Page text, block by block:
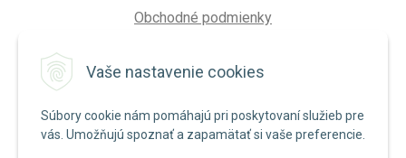
Vaše nastavenie cookies
Súbory cookie nám pomáhajú pri poskytovaní služieb pre
vás. Umožňujú spoznať a zapamätať si vaše preferencie.
Obchodné podmienky
Reklamačné podmienky
NA STIAHNUTIE